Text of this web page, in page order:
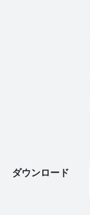
ダウンロード